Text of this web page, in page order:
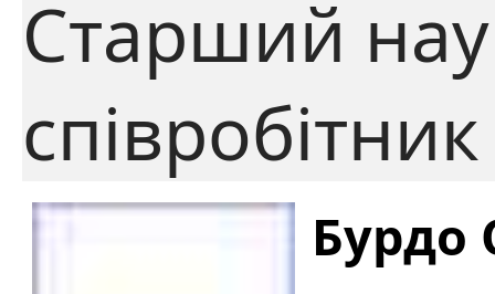
Старший
співробітник
Бурдо